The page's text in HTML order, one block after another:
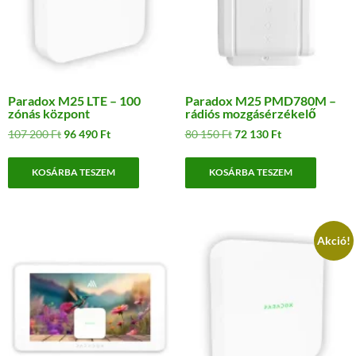
Paradox M25 LTE – 100
zónás központ
107 200Ft Original
96 490 FtCurrent
KOSÁRBA TESZEM
Paradox M25 PMD780M –
rádiós mozgásérzékelő
80 150Ft Original
was:
72 130 FtCurrent
KOSÁRBA TESZEM
Akció!